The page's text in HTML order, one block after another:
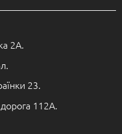
2А.
23.
112А.